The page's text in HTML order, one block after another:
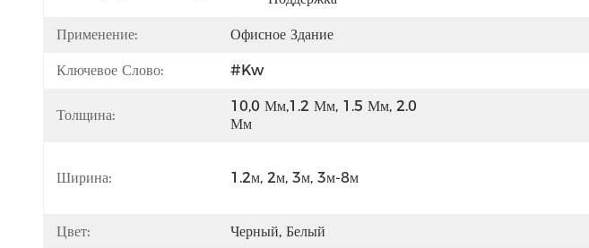
Применение: Офисное Здание
Ключевое Слово: #kw
Толщина:
10,0 Мм,1.2 Мм, 1.5 Мм, 2.0
Мм
Ширина: 1.2м, 2м, 3м, 3м-8м
Цвет: Черный, Белый